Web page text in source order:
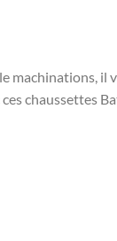
machinations,
chaussettes